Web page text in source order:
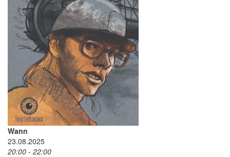
Wann
23.08.2025
20:00 - 22:00